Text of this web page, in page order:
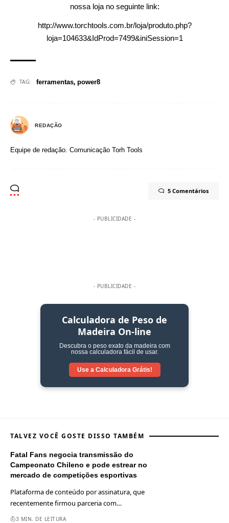
nossa loja no seguinte link:
http://www.torchtools.com.br/loja/produto.php?
loja=104633&IdProd=7499&iniSession=1
TAG: ferramentas, power8
REDAÇÃO
Equipe de redação. Comunicação Torh Tools
5 Comentários
- PUBLICIDADE -
- PUBLICIDADE -
Calculadora de Peso de
Madeira On-line
Descubra o peso exato da madeira com
nossa calculadora fácil de usar.
Use a Calculadora Grátis!
TALVEZ VOCÊ GOSTE DISSO TAMBÉM
Fatal Fans negocia transmissão do
Campeonato Chileno e pode estrear no
mercado de competições esportivas
Plataforma de conteúdo por assinatura, que
recentemente firmou parceria com…
3 MIN. DE LEITURA